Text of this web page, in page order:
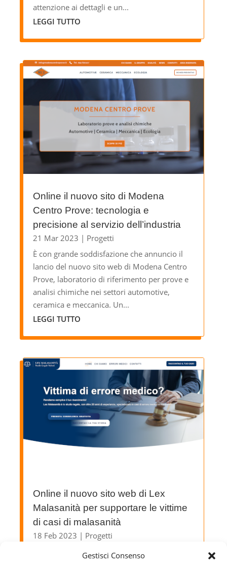
Gestisci Consenso
attenzione ai dettagli e un...
LEGGI TUTTO
Online il nuovo sito di Modena
Centro Prove: tecnologia e
precisione al servizio dell’industria
21 Mar 2023 | Progetti
È con grande soddisfazione che annuncio il
lancio del nuovo sito web di Modena Centro
Prove, laboratorio di riferimento per prove e
analisi chimiche nei settori automotive,
ceramica e meccanica. Un...
LEGGI TUTTO
Online il nuovo sito web di Lex
Malasanità per supportare le vittime
di casi di malasanità
18 Feb 2023 | Progetti
Da pochi giorni è stato pubblicato online il